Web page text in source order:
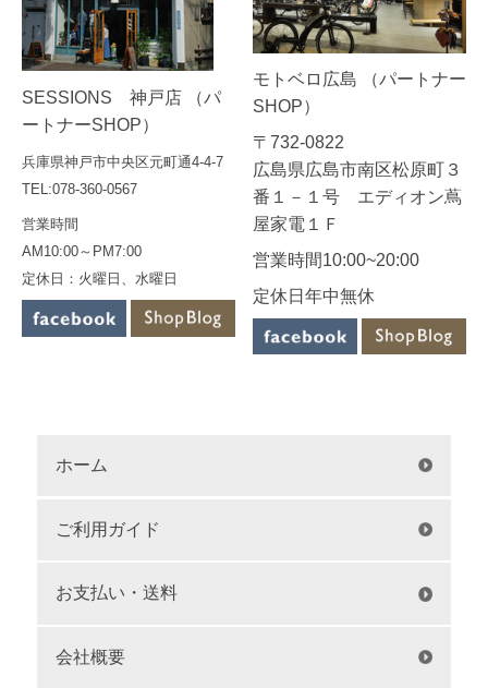
SESSIONS 神戸店 （パ
ートナーSHOP）
兵庫県神戸市中央区元町通4-4-7
TEL:078-360-0567
営業時間
AM10:00～PM7:00
定休日：火曜日、水曜日
モトベロ広島 （パートナー
SHOP）
〒732-0822
広島県広島市南区松原町３
番１－１号 エディオン蔦
屋家電１Ｆ
営業時間10:00~20:00
定休日年中無休
ホーム
ご利用ガイド
お支払い・送料
会社概要